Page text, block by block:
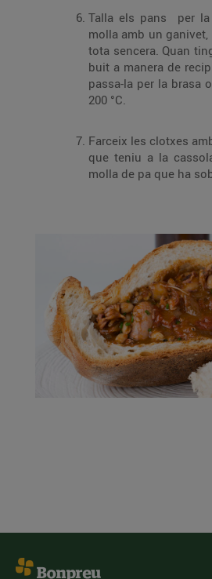
Talla els pans per
molla amb un
tota sencera. Quan
buit a manera de
passa-la per la brasa
200 °C.
Farceix les clotxes
que teniu a la
molla de pa que ha